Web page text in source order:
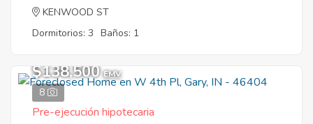
KENWOOD ST
Dormitorios: 3 Baños: 1
8
$138,500 EMV
Pre-ejecución hipotecaria